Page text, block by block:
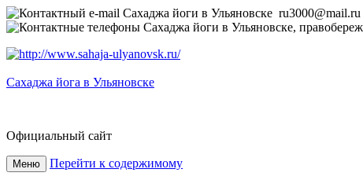
ru3000@mail.ru
Сахаджа йога в Ульяновске
Официальный сайт
Меню Перейти к содержимому